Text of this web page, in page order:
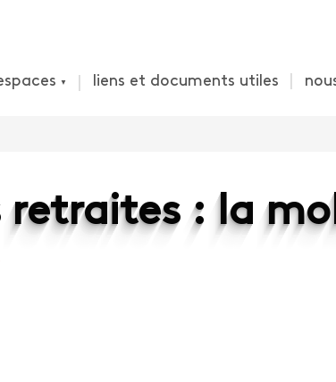
liens et documents utiles
retraites : la